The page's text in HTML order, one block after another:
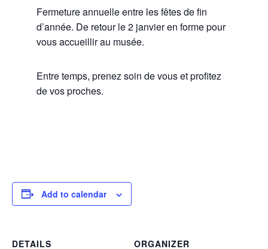
Fermeture annuelle entre les fêtes de fin
d’année. De retour le 2 janvier en forme pour
vous accueillir au musée.
Entre temps, prenez soin de vous et profitez
de vos proches.
Add to calendar
DETAILS
ORGANIZER